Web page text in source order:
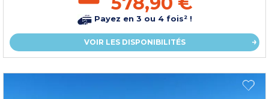
Payez en 3 ou 4 fois² !
VOIR LES DISPONIBILITÉS